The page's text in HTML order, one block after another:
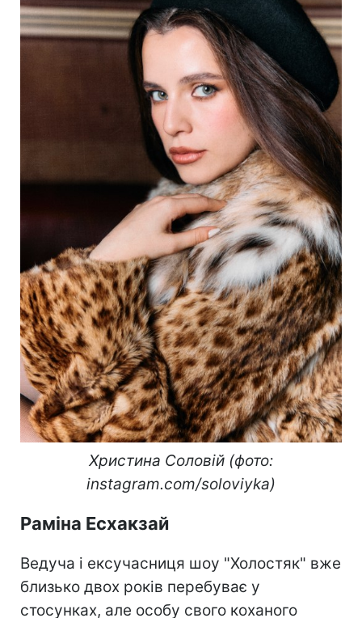
Христина Соловій (фото:
instagram.com/soloviyka)
Раміна Есхакзай
Ведуча і ексучасниця шоу "Холостяк" вже
близько двох років перебуває у
стосунках, але особу свого коханого